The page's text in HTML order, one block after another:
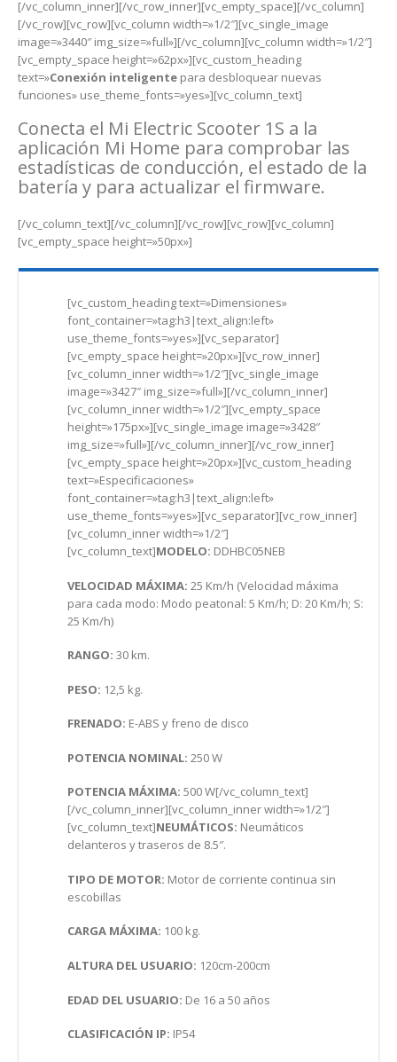
[/vc_column_inner][/vc_row_inner][vc_empty_space][/vc_column]
[/vc_row][vc_row][vc_column width=»1/2″][vc_single_image
image=»3440″ img_size=»full»][/vc_column][vc_column width=»1/2″]
[vc_empty_space height=»62px»][vc_custom_heading
text=»Conexión inteligente para desbloquear nuevas
funciones» use_theme_fonts=»yes»][vc_column_text]
Conecta el Mi Electric Scooter 1S a la
aplicación Mi Home para comprobar las
estadísticas de conducción, el estado de la
batería y para actualizar el firmware.
[/vc_column_text][/vc_column][/vc_row][vc_row][vc_column]
[vc_empty_space height=»50px»]
[vc_custom_heading text=»Dimensiones»
font_container=»tag:h3|text_align:left»
use_theme_fonts=»yes»][vc_separator]
[vc_empty_space height=»20px»][vc_row_inner]
[vc_column_inner width=»1/2″][vc_single_image
image=»3427″ img_size=»full»][/vc_column_inner]
[vc_column_inner width=»1/2″][vc_empty_space
height=»175px»][vc_single_image image=»3428″
img_size=»full»][/vc_column_inner][/vc_row_inner]
[vc_empty_space height=»20px»][vc_custom_heading
text=»Especificaciones»
font_container=»tag:h3|text_align:left»
use_theme_fonts=»yes»][vc_separator][vc_row_inner]
[vc_column_inner width=»1/2″]
[vc_column_text]MODELO: DDHBC05NEB
VELOCIDAD MÁXIMA: 25 Km/h (Velocidad máxima
para cada modo: Modo peatonal: 5 Km/h; D: 20 Km/h; S:
25 Km/h)
RANGO: 30 km.
PESO: 12,5 kg.
FRENADO: E-ABS y freno de disco
POTENCIA NOMINAL: 250 W
POTENCIA MÁXIMA: 500 W[/vc_column_text]
[/vc_column_inner][vc_column_inner width=»1/2″]
[vc_column_text]NEUMÁTICOS: Neumáticos
delanteros y traseros de 8.5″.
TIPO DE MOTOR: Motor de corriente continua sin
escobillas
CARGA MÁXIMA: 100 kg.
ALTURA DEL USUARIO: 120cm-200cm
EDAD DEL USUARIO: De 16 a 50 años
CLASIFICACIÓN IP: IP54